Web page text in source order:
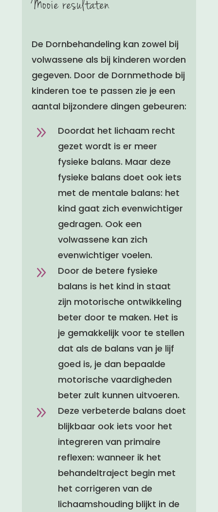
Mooie resultaten
De Dornbehandeling kan zowel bij
volwassene als bij kinderen worden
gegeven. Door de Dornmethode bij
kinderen toe te passen zie je een
aantal bijzondere dingen gebeuren:
9
Doordat het lichaam recht
gezet wordt is er meer
fysieke balans. Maar deze
fysieke balans doet ook iets
met de mentale balans: het
kind gaat zich evenwichtiger
gedragen. Ook een
volwassene kan zich
evenwichtiger voelen.
9
Door de betere fysieke
balans is het kind in staat
zijn motorische ontwikkeling
beter door te maken. Het is
je gemakkelijk voor te stellen
dat als de balans van je lijf
goed is, je dan bepaalde
motorische vaardigheden
beter zult kunnen uitvoeren.
9
Deze verbeterde balans doet
blijkbaar ook iets voor het
integreren van primaire
reflexen: wanneer ik het
behandeltraject begin met
het corrigeren van de
lichaamshouding blijkt in de